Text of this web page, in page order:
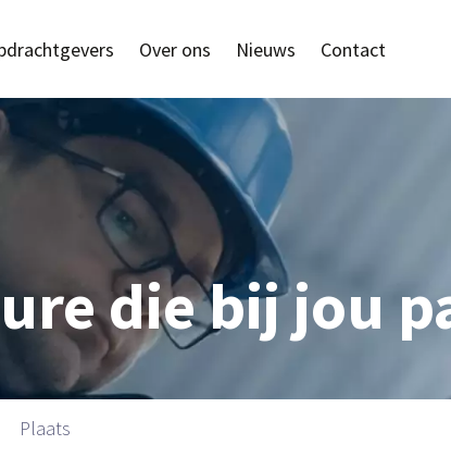
Over ons Nieuws Contact
die bij jou